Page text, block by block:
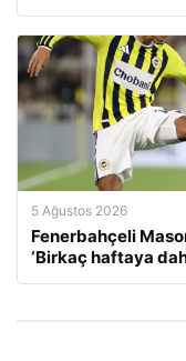
5 Ağustos 2026
Fenerbahçeli
‘Birkaç haftaya